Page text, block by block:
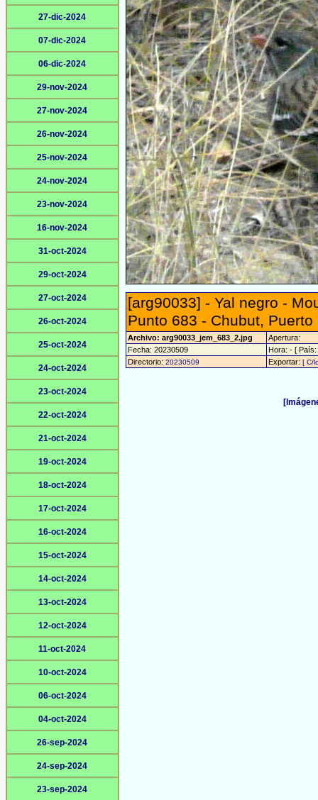
27-dic-2024
07-dic-2024
06-dic-2024
29-nov-2024
27-nov-2024
26-nov-2024
25-nov-2024
24-nov-2024
23-nov-2024
16-nov-2024
31-oct-2024
29-oct-2024
27-oct-2024
26-oct-2024
25-oct-2024
24-oct-2024
23-oct-2024
22-oct-2024
21-oct-2024
19-oct-2024
18-oct-2024
17-oct-2024
16-oct-2024
15-oct-2024
14-oct-2024
13-oct-2024
12-oct-2024
11-oct-2024
10-oct-2024
06-oct-2024
04-oct-2024
26-sep-2024
24-sep-2024
23-sep-2024
[arg90033] - Yal negro -
Punto 683 - Chubut, Puerto
Archivo: arg90033_jem_683_2.jpg
Apertura:
Fecha: 20230509
Hora: - [ País:
Directorio: 20230509 Exportar: [ C/